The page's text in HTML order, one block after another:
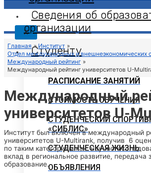
X
Сведения об
организации
Студенту
РАСПИСАНИЕ ЗАНЯТИЙ
СТОИМОСТЬ ОБУЧЕНИЯ
СТУДЕНЧЕСКИЙ
«СИБЛИС»
СТУДЕНЧЕСКАЯ ЖИЗНЬ
ОБЪЯВЛЕНИЯ
Главная
Институт
Отдел международных и внешнеэкономических
Международный рейтинг
Международный рейтинг университетов U-
Международный
университетов U-
Институт был включен в международный
университетов U-Multirank, получив 6
по таким категориям как: научно-
вклад в региональное развитие, передача
образование.